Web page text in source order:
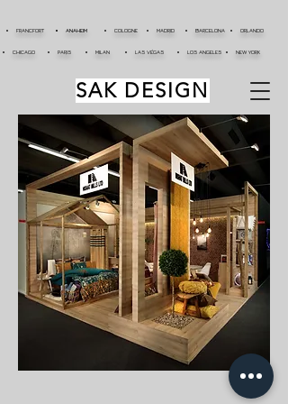
LOS ANGELES NEW YORK
BARCELONA
MILAN LAS VÉGAS
SAK DESIGN
ANAHEIM ORLANDO
CHICAGO
MADRID
FRANCFORT COLOGNE
PARIS